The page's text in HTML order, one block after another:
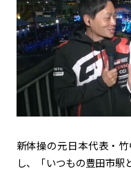
新体操の元日本代表・
し、「いつもの豊田市駅